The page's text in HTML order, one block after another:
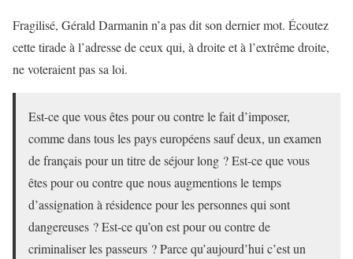
Fragilisé, Gérald Darmanin n’a pas dit son dernier mot. Écoutez
cette tirade à l’adresse de ceux qui, à droite et à l’extrême droite,
ne voteraient pas sa loi.
Est-ce que vous êtes pour ou contre le fait d’imposer,
comme dans tous les pays européens sauf deux, un examen
de français pour un titre de séjour long ? Est-ce que vous
êtes pour ou contre que nous augmentions le temps
d’assignation à résidence pour les personnes qui sont
dangereuses ? Est-ce qu’on est pour ou contre de
criminaliser les passeurs ? Parce qu’aujourd’hui c’est un